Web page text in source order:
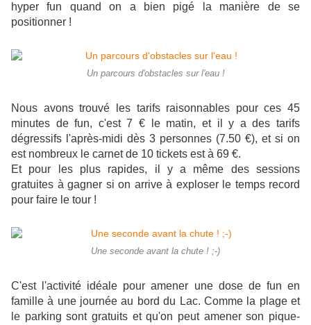
hyper fun quand on a bien pigé la manière de se
positionner !
Un parcours d'obstacles sur l'eau !
Nous avons trouvé les tarifs raisonnables pour ces 45
minutes de fun, c'est 7 € le matin, et il y a des tarifs
dégressifs l'après-midi dès 3 personnes (7.50 €), et si on
est nombreux le carnet de 10 tickets est à 69 €.
Et pour les plus rapides, il y a même des sessions
gratuites à gagner si on arrive à exploser le temps record
pour faire le tour !
Une seconde avant la chute ! ;-)
C'est l'activité idéale pour amener une dose de fun en
famille à une journée au bord du Lac. Comme la plage et
le parking sont gratuits et qu'on peut amener son pique-